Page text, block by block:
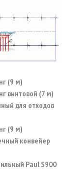
(9 м)
винтовой (7 м)
для отходов
(9 м)
конвейер
Paul S900